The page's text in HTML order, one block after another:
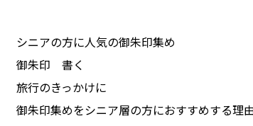
シニアの方に人気の御朱印集め
御朱印 書く
旅行のきっかけに
御朱印集めをシニア層の方におすすめする理